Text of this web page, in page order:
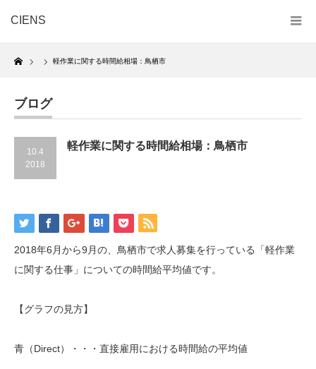
CIENS
Home
軽作業に関する時間給相場：鳥栖市
ブログ
10.4
2018
軽作業に関する時間給相場：鳥栖市
2018年6月から9月の、鳥栖市で求人募集を行っている「軽作業
に関する仕事」についての時間給平均値です。
【グラフの見方】
青（Direct）・・・直接雇用における時間給の平均値